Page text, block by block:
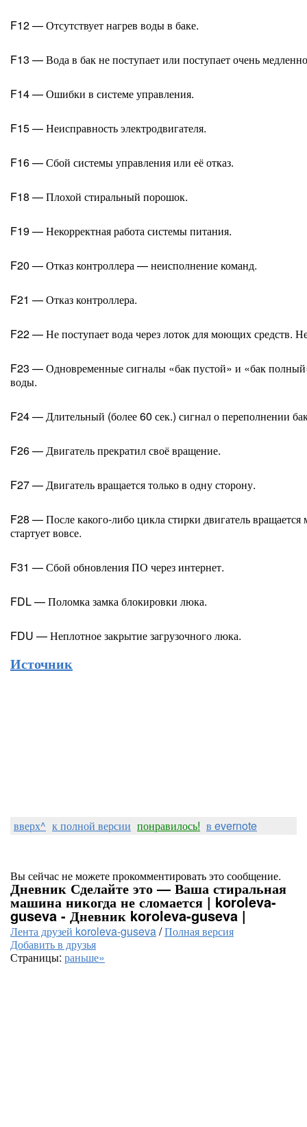
F12 — Отсутствует нагрев воды в баке.
F13 — Вода в бак не поступает или поступает очень
F14 — Ошибки в системе управления.
F15 — Неисправность электродвигателя.
F16 — Сбой системы управления или её отказ.
F18 — Плохой стиральный порошок.
F19 — Некорректная работа системы питания.
F20 — Отказ контроллера — неисполнение команд.
F21 — Отказ контроллера.
F22 — Не поступает вода через лоток для моющих средств.
F23 — Одновременные сигналы «бак пустой» и «бак
воды.
F24 — Длительный (более 60 сек.) сигнал о переполнении
F26 — Двигатель прекратил своё вращение.
F27 — Двигатель вращается только в одну сторону.
F28 — После какого-либо цикла стирки двигатель вращается
стартует вовсе.
F31 — Сбой обновления ПО через интернет.
FDL — Поломка замка блокировки люка.
FDU — Неплотное закрытие загрузочного люка.
Источник
вверх^ к полной версии понравилось! в evernote
Вы сейчас не можете прокомментировать это сообщение.
Дневник Сделайте это — Ваша стиральная
машина никогда не сломается | koroleva-
guseva - Дневник koroleva-guseva |
Лента друзей koroleva-guseva/Полная версия
Добавить в друзья
Страницы: раньше»